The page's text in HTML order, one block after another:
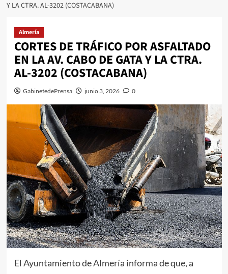
Y LA CTRA. AL-3202 (COSTACABANA)
Almería
CORTES DE TRÁFICO POR ASFALTADO
EN LA AV. CABO DE GATA Y LA CTRA.
AL-3202 (COSTACABANA)
GabinetedePrensa junio 3, 2026 0
El Ayuntamiento de Almería informa de que, a